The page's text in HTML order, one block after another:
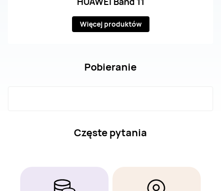
Więcej produktów
Pobieranie
Częste pytania